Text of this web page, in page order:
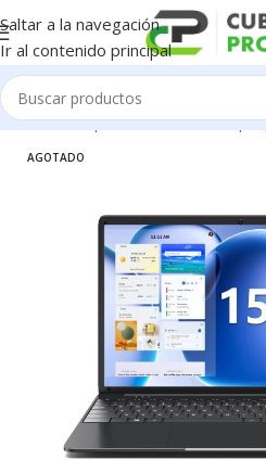
Saltar a la navegación
Ir al contenido principal
Inicio/Componentes de PC/
AGOTADO